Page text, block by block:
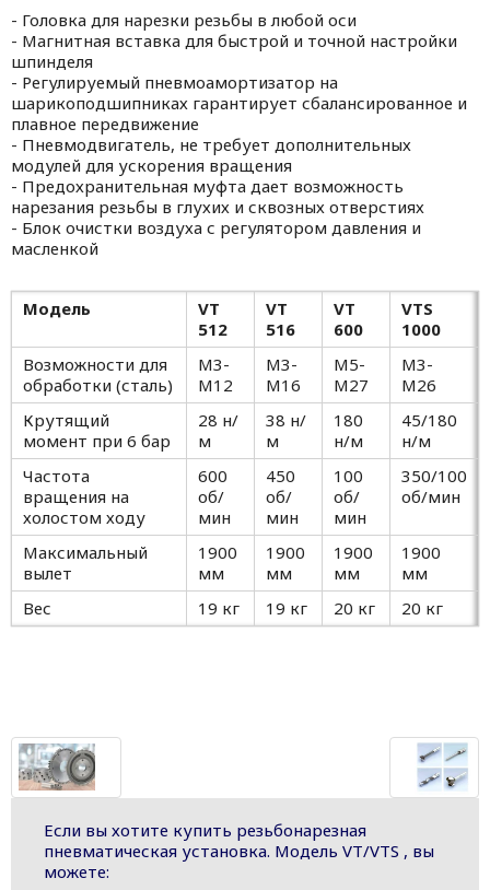
- Головка для нарезки резьбы в любой оси
- Магнитная вставка для быстрой и точной настройки
шпинделя
- Регулируемый пневмоамортизатор на
шарикоподшипниках гарантирует сбалансированное и
плавное передвижение
- Пневмодвигатель, не требует дополнительных
модулей для ускорения вращения
- Предохранительная муфта дает возможность
нарезания резьбы в глухих и сквозных отверстиях
- Блок очистки воздуха с регулятором давления и
масленкой
Модель
VT
512
VT
516
VT
600
VTS
1000
Возможности для
обработки (сталь)
М3-
М12
М3-
М16
М5-
М27
М3-
М26
Крутящий
момент при 6 бар
28 н/
м
38 н/
м
180
н/м
45/180
н/м
Частота
вращения на
холостом ходу
600
об/
мин
450
об/
мин
100
об/
мин
350/100
об/мин
Максимальный
вылет
1900
мм
1900
мм
1900
мм
1900
мм
Вес
19 кг 19 кг 20 кг 20 кг
Если вы хотите купить резьбонарезная
пневматическая установка. Модель VT/VTS , вы
можете: